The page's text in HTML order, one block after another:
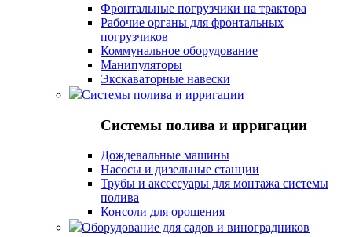
Фронтальные погрузчики на трактора
Рабочие органы для фронтальных
погрузчиков
Коммунальное оборудование
Манипуляторы
Экскаваторные навески
Системы полива и ирригации
Системы полива и ирригации
Дождевальные машины
Насосы и дизельные станции
Трубы и аксессуары для монтажа системы
полива
Консоли для орошения
Оборудование для садов и виноградников